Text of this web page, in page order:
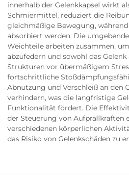
innerhalb der Gelenkkapsel wirkt
Schmiermittel, reduziert die
gleichmäßige Bewegung,
absorbiert werden. Die
Weichteile arbeiten zusammen,
abzufedern und sowohl das
Strukturen vor übermäßigem
fortschrittliche
Abnutzung und Verschleiß an den
verhindern, was die langfristige
Funktionalität fördert. Die
der Steuerung von Aufprallkräften
verschiedenen körperlichen
das Risiko von Gelenkschäden zu